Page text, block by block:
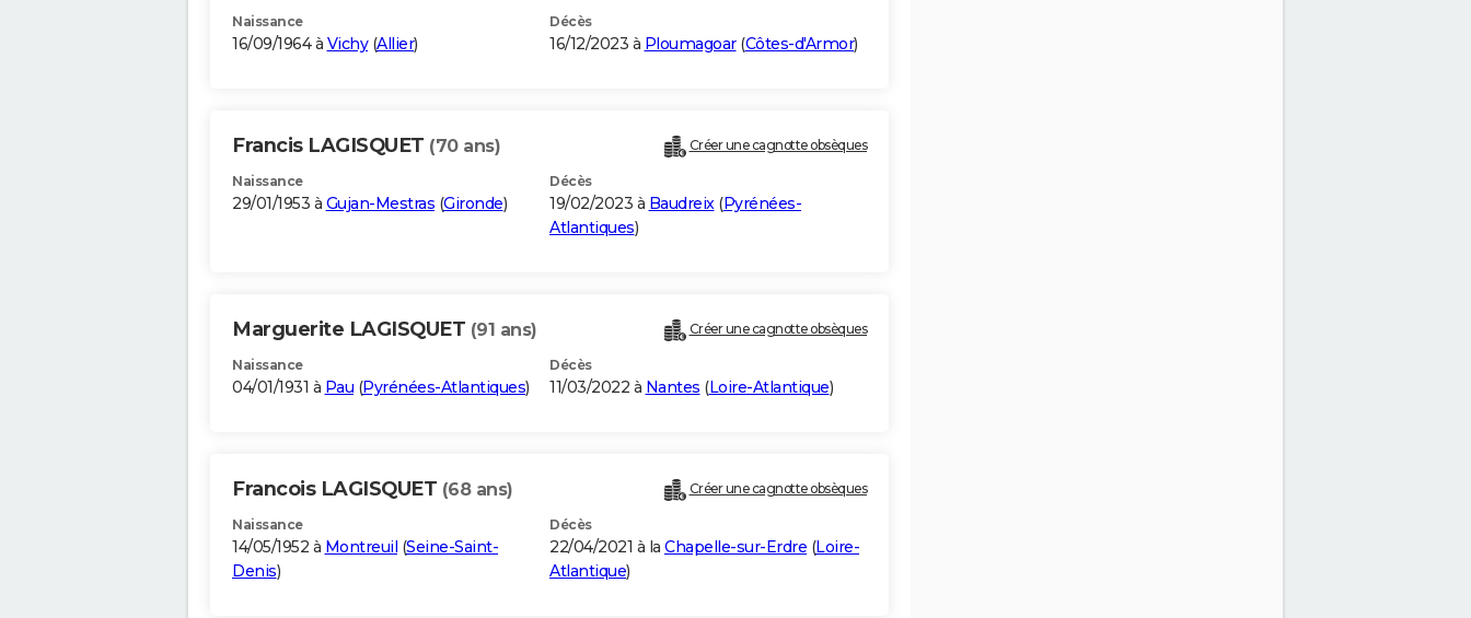
Naissance
16/09/1964 à Vichy(Allier)
Décès
16/12/2023 à Ploumagoar(Côtes-d'Armor)
Francis LAGISQUET (70 ans) Créer une cagnotte obsèques
Naissance
29/01/1953 à Gujan-Mestras (Gironde)
Décès
19/02/2023 à Baudreix(Pyrénées-
Atlantiques)
Marguerite LAGISQUET (91 ans) Créer une cagnotte obsèques
Naissance
04/01/1931 à Pau (Pyrénées-Atlantiques)
Décès
11/03/2022 à Nantes (Loire-Atlantique)
Francois LAGISQUET (68 ans) Créer une cagnotte obsèques
Naissance
14/05/1952 à Montreuil (Seine-Saint-
Denis)
Décès
22/04/2021 à la Chapelle-sur-Erdre (Loire-
Atlantique)